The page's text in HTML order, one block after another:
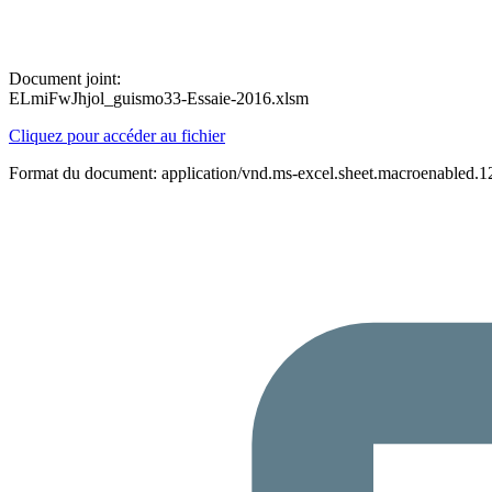
Document joint:
ELmiFwJhjol_guismo33-Essaie-2016.xlsm
Cliquez pour accéder au fichier
Format du document: application/vnd.ms-